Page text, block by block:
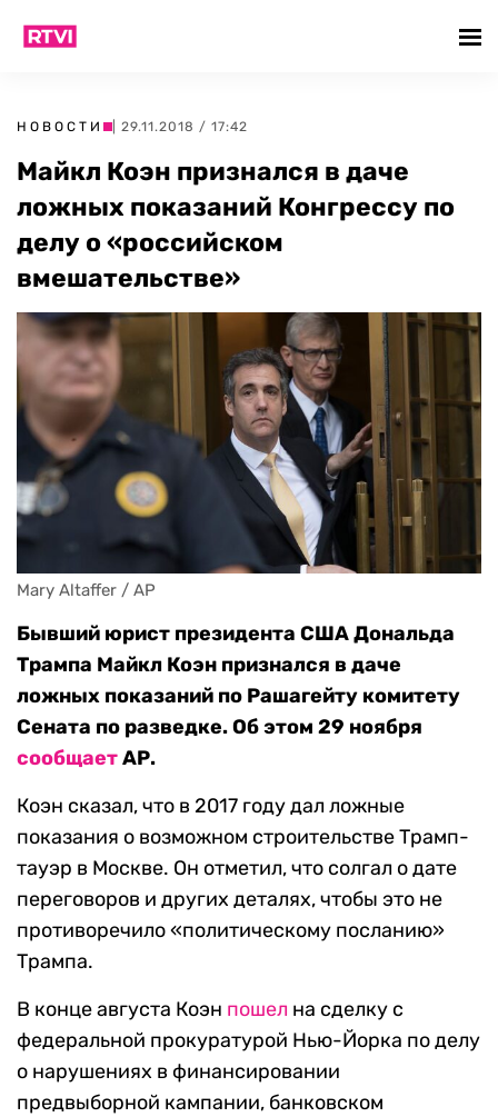
НОВОСТИ | 29.11.2018 / 17:42
Майкл Коэн признался в даче
ложных показаний Конгрессу по
делу о «российском
вмешательстве»
Mary Altaffer / AP
Бывший юрист президента США Дональда
Трампа Майкл Коэн признался в даче
ложных показаний по Рашагейту комитету
Сената по разведке. Об этом 29 ноября
сообщаетАР.
Коэн сказал, что в 2017 году дал ложные
показания о возможном строительстве Трамп-
тауэр в Москве. Он отметил, что солгал о дате
переговоров и других деталях, чтобы это не
противоречило «политическому посланию»
Трампа.
В конце августа Коэн пошел на сделку с
федеральной прокуратурой Нью-Йорка по делу
о нарушениях в финансировании
предвыборной кампании, банковском